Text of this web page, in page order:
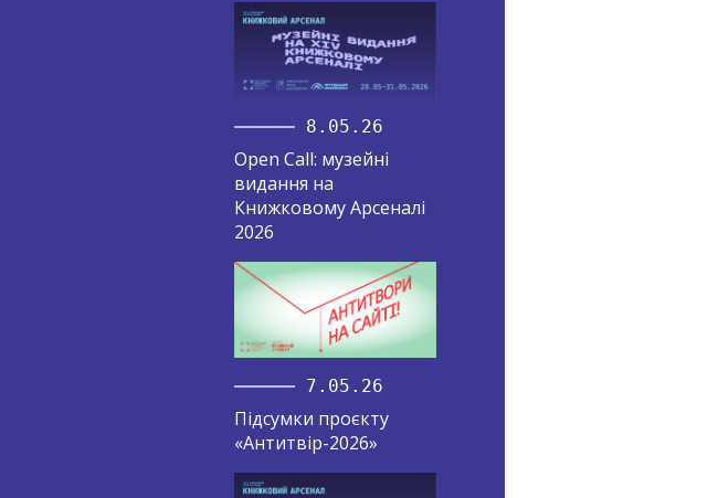
8.05.26
Open Call: музейні
видання на
Книжковому Арсеналі
2026
7.05.26
Підсумки проєкту
«Антитвір-2026»